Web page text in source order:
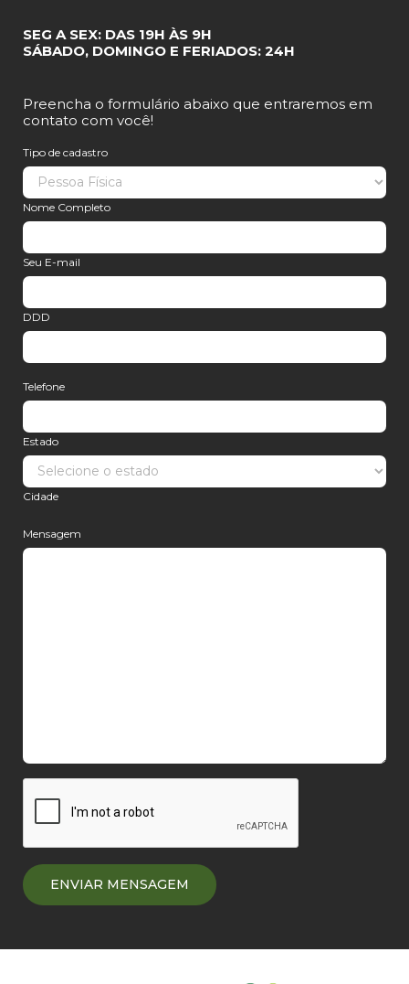
SEG A SEX: DAS 19H ÀS 9H
SÁBADO, DOMINGO E FERIADOS: 24H
Preencha o formulário abaixo que entraremos em
contato com você!
Tipo de cadastro
Nome Completo
Seu E-mail
DDD
Telefone
Estado
Cidade
Mensagem